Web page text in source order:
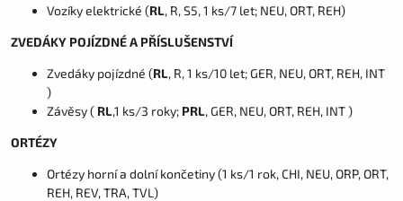
Vozíky elektrické (RL, R, S5, 1 ks/7 let; NEU, ORT, REH)
ZVEDÁKY POJÍZDNÉ A PŘÍSLUŠENSTVÍ
Zvedáky pojízdné (RL, R, 1 ks/10 let; GER, NEU, ORT, REH, INT
)
Závěsy ( RL,1 ks/3 roky; PRL, GER, NEU, ORT, REH, INT )
ORTÉZY
Ortézy horní a dolní končetiny (1 ks/1 rok, CHI, NEU, ORP, ORT,
REH, REV, TRA, TVL)